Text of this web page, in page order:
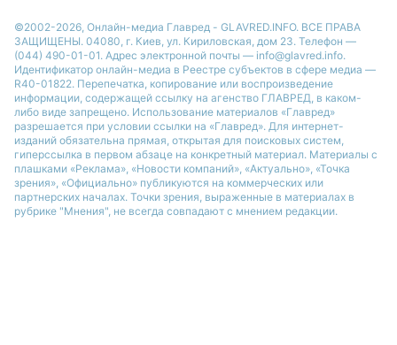
©2002-2026, Онлайн-медиа Главред - GLAVRED.INFO. ВСЕ ПРАВА
ЗАЩИЩЕНЫ. 04080, г. Киев, ул. Кириловская, дом 23. Телефон —
(044) 490-01-01. Адрес электронной почты — info@glavred.info.
Идентификатор онлайн-медиа в Реестре cубъектов в сфере медиа —
R40-01822. Перепечатка, копирование или воспроизведение
информации, содержащей ссылку на агенство ГЛАВРЕД, в каком-
либо виде запрещено. Использование материалов «Главред»
разрешается при условии ссылки на «Главред». Для интернет-
изданий обязательна прямая, открытая для поисковых систем,
гиперссылка в первом абзаце на конкретный материал. Материалы с
плашками «Реклама», «Новости компаний», «Актуально», «Точка
зрения», «Официально» публикуются на коммерческих или
партнерских началах. Точки зрения, выраженные в материалах в
рубрике "Мнения", не всегда совпадают с мнением редакции.